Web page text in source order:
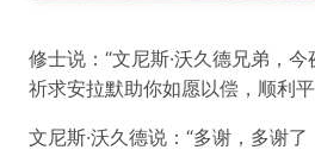
修士说：“文尼斯·沃久德兄弟，今
祈求安拉默助你如愿以偿，顺利
文尼斯·沃久德说：“多谢，多谢了